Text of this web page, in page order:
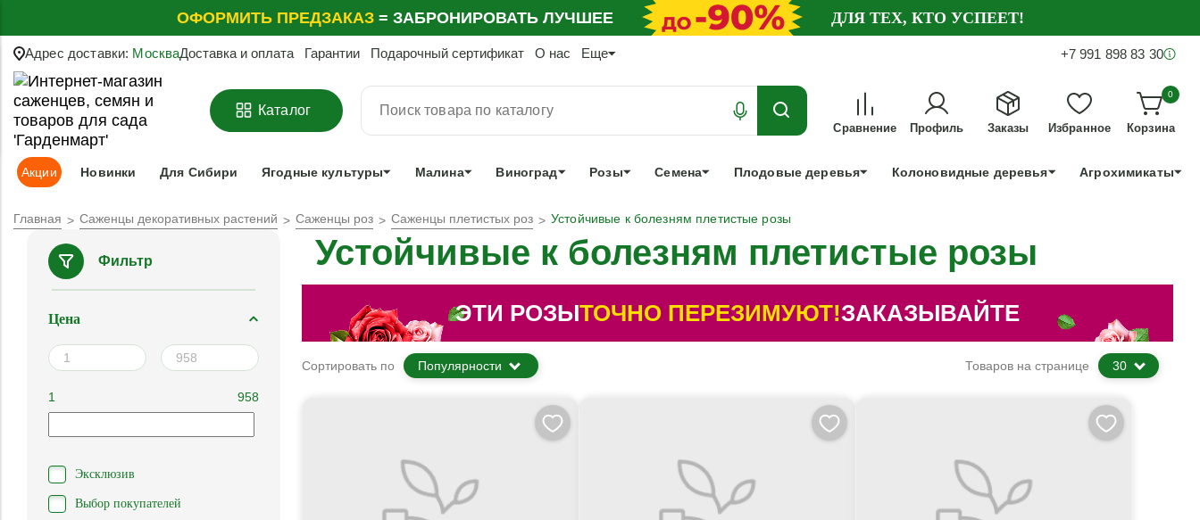
ОФОРМИТЬ ПРЕДЗАКАЗ = ЗАБРОНИРОВАТЬ ЛУЧШЕЕ ДЛЯ ТЕХ, КТО УСПЕЕТ!
Адрес доставки: МоскваДоставка и оплата Гарантии Подарочный сертификат О нас Еще +7 991 898 83 30
Каталог
Сравнение Профиль Заказы Избранное
0
Корзина
Акции Новинки Для Сибири Ягодные культуры Малина Виноград Розы Семена Плодовые деревья Колоновидные деревья Агрохимикаты
Главная Саженцы декоративных растений Саженцы роз Саженцы плетистых роз Устойчивые к болезням плетистые розы
Фильтр
Цена
1 958
Эксклюзив
Выбор покупателей
Устойчивые к болезням плетистые розы
ЭТИ РОЗЫТОЧНО ПЕРЕЗИМУЮТ!ЗАКАЗЫВАЙТЕ
Сортировать по Популярности Товаров на странице 30